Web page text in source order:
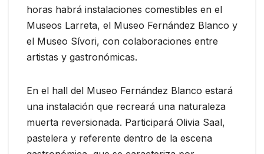
horas habrá instalaciones comestibles en el
Museos Larreta, el Museo Fernández Blanco y
el Museo Sívori, con colaboraciones entre
artistas y gastronómicas.
En el hall del Museo Fernández Blanco estará
una instalación que recreará una naturaleza
muerta reversionada. Participará Olivia Saal,
pastelera y referente dentro de la escena